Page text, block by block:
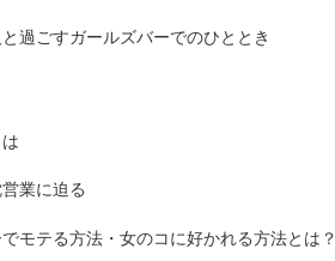
過ごすガールズバーでのひととき
業に迫る
モテる方法・女のコに好かれる方法とは？